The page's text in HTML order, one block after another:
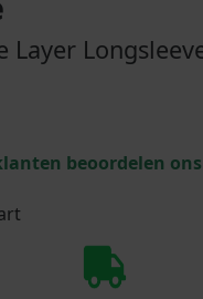
Layer
beoordelen